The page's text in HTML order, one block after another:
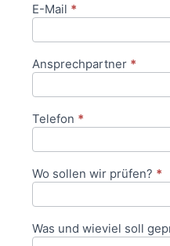
E-Mail *
Ansprechpartner *
Telefon *
Wo sollen wir prüfen? *
Was und wieviel soll